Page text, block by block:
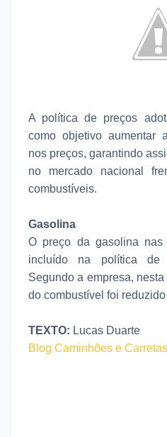
A política de preços
como objetivo aumentar
nos preços, garantindo
no mercado nacional
combustíveis.
Gasolina
O preço da gasolina nas
incluído na política de
Segundo a empresa,
do combustível foi reduzido
TEXTO: Lucas Duarte
Blog Caminhões e Carretas